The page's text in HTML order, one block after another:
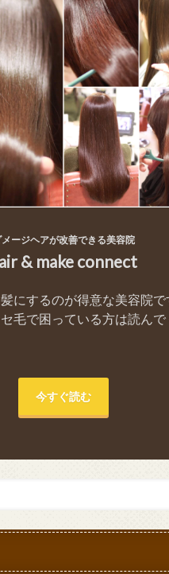
メージヘアが改善できる美容院
& make connect
にするのが得意な美容院で
毛で困っている方は読んで
今すぐ読む